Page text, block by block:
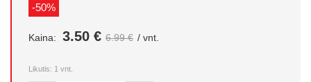
-50%
Kaina: 3.50 € 6.99 € / vnt.
Likutis: 1 vnt.